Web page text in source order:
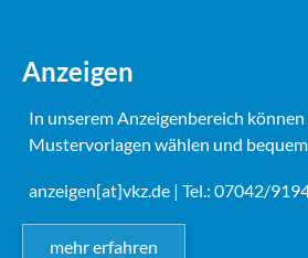
Anzeigen
In unserem Anzeigenbereich können
Mustervorlagen wählen und
anzeigen[at]vkz.de | Tel.: 07042/
mehr erfahren